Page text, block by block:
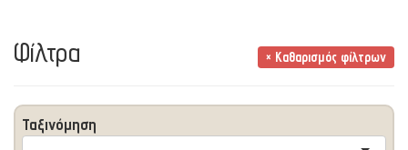
Φίλτρα × Καθαρισμός φίλτρων
Ταξινόμηση